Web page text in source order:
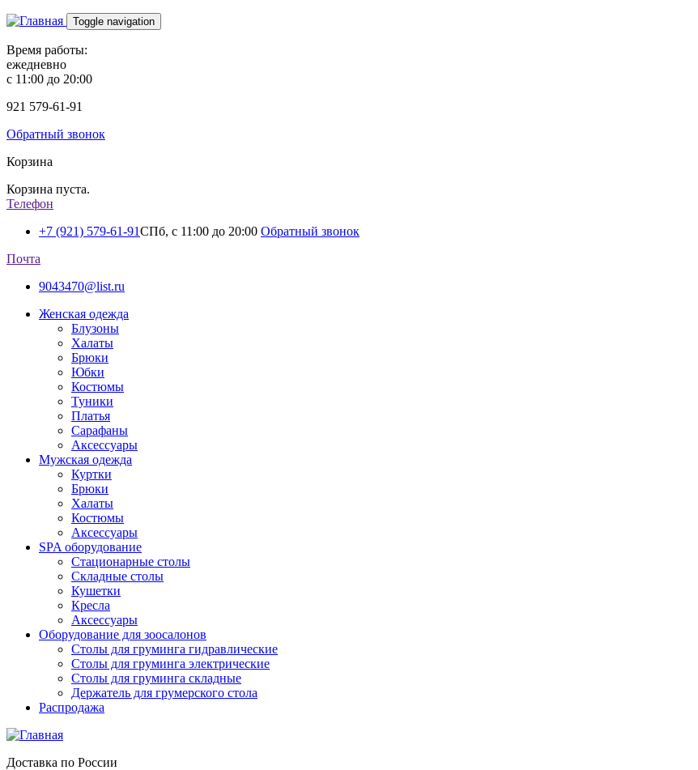
Toggle navigation
Время работы:
ежедневно
с 11:00 до 20:00
921 579-61-91
Обратный звонок
Корзина
Корзина пуста.
Телефон
+7 (921) 579-61-91СПб, с 11:00 до 20:00 Обратный звонок
Почта
9043470@list.ru
Женская одежда
Блузоны
Халаты
Брюки
Юбки
Костюмы
Туники
Платья
Сарафаны
Аксессуары
Мужская одежда
Куртки
Брюки
Халаты
Костюмы
Аксессуары
SPA оборудование
Стационарные столы
Складные столы
Кушетки
Кресла
Аксессуары
Оборудование для зоосалонов
Столы для груминга гидравлические
Столы для груминга электрические
Столы для груминга складные
Держатель для грумерского стола
Распродажа
Доставка по России